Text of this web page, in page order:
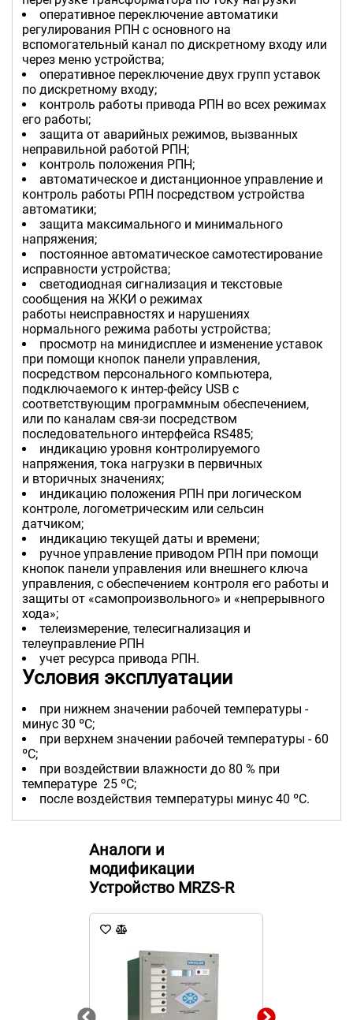
оперативное переключение автоматики
регулирования РПН с основного на
вспомогательный канал по дискретному входу или
через меню устройства;
оперативное переключение двух групп уставок
по дискретному входу;
контроль работы привода РПН во всех режимах
его работы;
защита от аварийных режимов, вызванных
неправильной работой РПН;
контроль положения РПН;
автоматическое и дистанционное управление и
контроль работы РПН посредством устройства
автоматики;
защита максимального и минимального
напряжения;
постоянное автоматическое самотестирование
исправности устройства;
светодиодная сигнализация и текстовые
сообщения на ЖКИ о режимах
работы неисправностях и нарушениях
нормального режима работы устройства;
просмотр на минидисплее и изменение уставок
при помощи кнопок панели управления,
посредством персонального компьютера,
подключаемого к интер-фейсу USB с
соответствующим программным обеспечением,
или по каналам свя-зи посредством
последовательного интерфейса RS485;
индикацию уровня контролируемого
напряжения, тока нагрузки в первичных
и вторичных значениях;
индикацию положения РПН при логическом
контроле, логометрическим или сельсин
датчиком;
индикацию текущей даты и времени;
ручное управление приводом РПН при помощи
кнопок панели управления или внешнего ключа
управления, с обеспечением контроля его работы и
защиты от «самопроизвольного» и «непрерывного
хода»;
телеизмерение, телесигнализация и
телеуправление РПН
учет ресурса привода РПН.
Условия эксплуатации
при нижнем значении рабочей температуры -
минус 30 ºС;
при верхнем значении рабочей температуры - 60
ºС;
при воздействии влажности до 80 % при
температуре 25 ºС;
после воздействия температуры минус 40 ºС.
Аналоги и
модификации
Устройство MRZS-R